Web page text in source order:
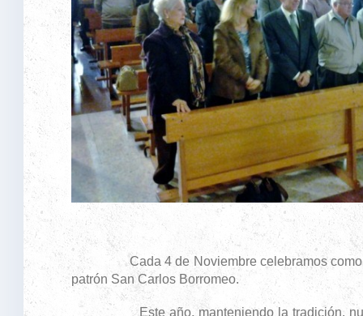
Cada 4 de Noviembre celebramos como
patrón San Carlos Borromeo.
Este año, manteniendo la tradición,